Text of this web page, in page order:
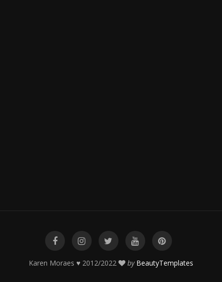
Karen Moraes ♥ 2012/2022 by BeautyTemplates